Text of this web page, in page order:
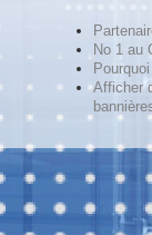
No 1 au
Afficher